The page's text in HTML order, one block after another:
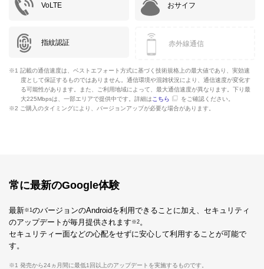
VoLTE おサイフ
指紋認証 赤外線通信
※1 記載の通信速度は、ベストエフォート方式に基づく技術規格上の最大値であり、実効速
度として保証するものではありません。通信環境や混雑状況により、通信速度が変化す
る可能性があります。また、ご利用地域によって、最大通信速度が異なります。下り最
大225Mbpsは、一部エリアで提供中です。詳細は こちら
をご確認ください。
※2 ご購入のタイミングにより、バージョンアップが必要な場合があります。
常に最新のGoogle体験
最新※1のバージョンのAndroidを利用できることに加え、セキュリティ
のアップデートが毎月提供されます ※2。
セキュリティー面などの心配をせずに安心して利用することが可能で
す。
※1 発売から24ヵ月間に最低1回以上のアップデートを実施するものです。